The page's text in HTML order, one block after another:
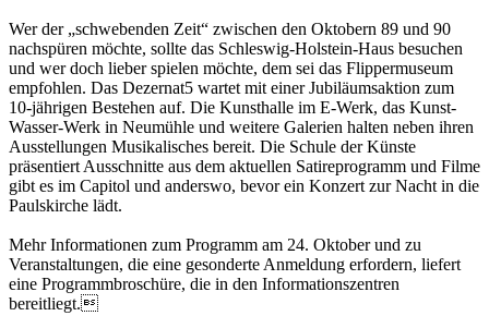
Wer der „schwebenden Zeit“ zwischen den Oktobern 89 und 90
nachspüren möchte, sollte das Schleswig-Holstein-Haus besuchen
und wer doch lieber spielen möchte, dem sei das Flippermuseum
empfohlen. Das Dezernat5 wartet mit einer Jubiläumsaktion zum
10-jährigen Bestehen auf. Die Kunsthalle im E-Werk, das Kunst-
Wasser-Werk in Neumühle und weitere Galerien halten neben ihren
Ausstellungen Musikalisches bereit. Die Schule der Künste
präsentiert Ausschnitte aus dem aktuellen Satireprogramm und Filme
gibt es im Capitol und anderswo, bevor ein Konzert zur Nacht in die
Paulskirche lädt.
Mehr Informationen zum Programm am 24. Oktober und zu
Veranstaltungen, die eine gesonderte Anmeldung erfordern, liefert
eine Programmbroschüre, die in den Informationszentren
bereitliegt.